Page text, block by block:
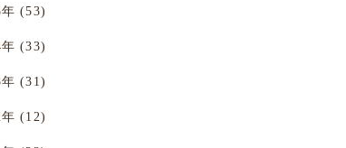
年 (53)
年 (33)
年 (31)
年 (12)